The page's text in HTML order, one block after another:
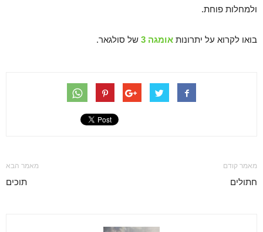
ולמחלות פוחת.
בואו לקרוא על יתרונות אומגה 3 של סולגאר.
מאמר קודם
חתולים
מאמר הבא
תוכים